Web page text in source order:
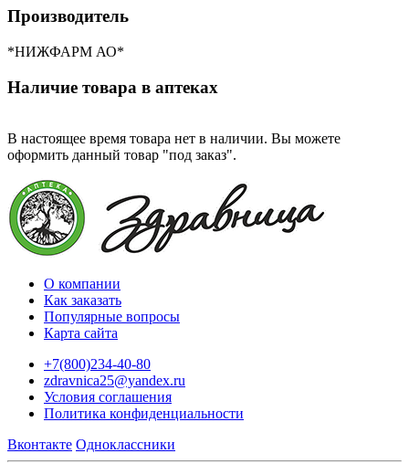
Производитель
*НИЖФАРМ АО*
Наличие товара в аптеках
В настоящее время товара нет в наличии. Вы можете
оформить данный товар "под заказ".
О компании
Как заказать
Популярные вопросы
Карта сайта
+7(800)234-40-80
zdravnica25@yandex.ru
Условия соглашения
Политика конфиденциальности
Вконтакте Одноклассники